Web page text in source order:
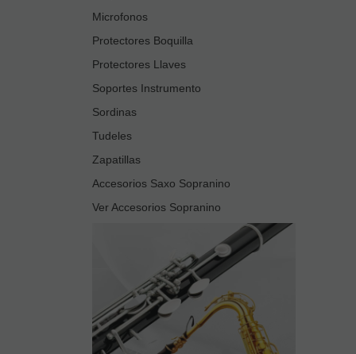
Microfonos
Protectores Boquilla
Protectores Llaves
Soportes Instrumento
Sordinas
Tudeles
Zapatillas
Accesorios Saxo Sopranino
Ver Accesorios Sopranino